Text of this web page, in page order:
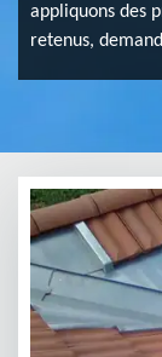
appliquons des
retenus,